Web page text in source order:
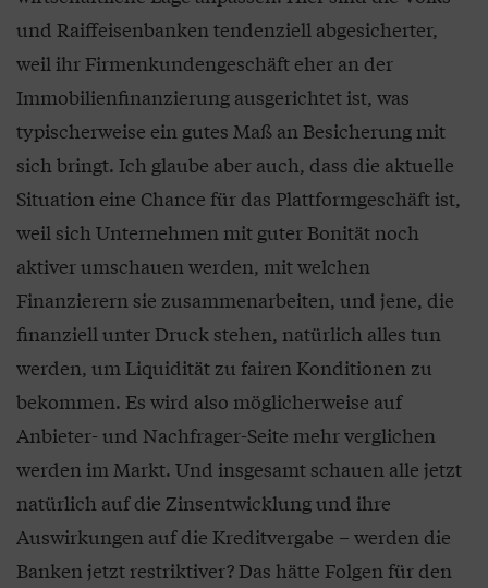
und Raiffeisenbanken tendenziell abgesicherter,
weil ihr Firmenkundengeschäft eher an der
Immobilienfinanzierung ausgerichtet ist, was
typischerweise ein gutes Maß an Besicherung mit
sich bringt. Ich glaube aber auch, dass die aktuelle
Situation eine Chance für das Plattformgeschäft ist,
weil sich Unternehmen mit guter Bonität noch
aktiver umschauen werden, mit welchen
Finanzierern sie zusammenarbeiten, und jene, die
finanziell unter Druck stehen, natürlich alles tun
werden, um Liquidität zu fairen Konditionen zu
bekommen. Es wird also möglicherweise auf
Anbieter- und Nachfrager-Seite mehr verglichen
werden im Markt. Und insgesamt schauen alle jetzt
natürlich auf die Zinsentwicklung und ihre
Auswirkungen auf die Kreditvergabe – werden die
Banken jetzt restriktiver? Das hätte Folgen für den